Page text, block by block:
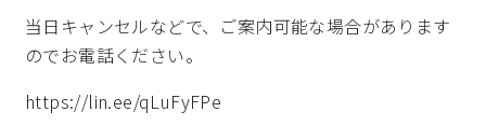
当日キャンセルなどで、ご案内可能な場合があります
のでお電話ください。
https://lin.ee/qLuFyFPe